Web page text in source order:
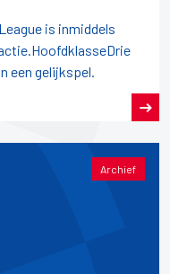
is inmiddels
een gelijkspel.
Archief